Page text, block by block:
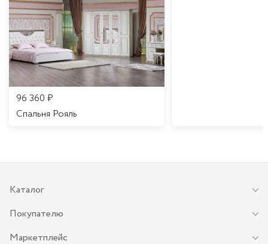
96 360 ₽
Спальня Рояль
Каталог
Покупателю
Маркетплейс